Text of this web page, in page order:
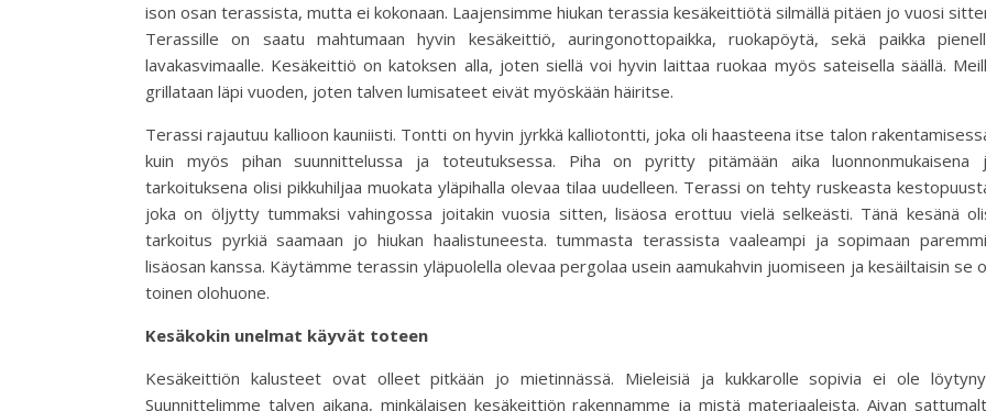
ison osan terassista, mutta ei kokonaan. Laajensimme hiukan terassia kesäkeittiötä silmällä pitäen jo vuosi
Te­ras­sil­le on saatu mahtumaan hy­vin ke­sä­keit­tiö, auringonottopaikka, ruo­ka­pöy­tä, sekä paik­ka
lavakasvimaalle. Ke­sä­keit­tiö on ka­tok­sen al­la, jo­ten siel­lä voi hyvin lait­taa ruo­kaa myös sa­tei­sel­la sääl­lä.
grillataan läpi vuoden, joten talven lumisateet eivät myöskään häiritse.
Terassi rajautuu kallioon kauniisti. Tontti on hyvin jyrkkä kalliotontti, joka oli haasteena itse talon
kuin myös pihan suunnittelussa ja toteutuksessa. Piha on pyritty pitämään aika luonnonmukaisena
tarkoituksena olisi pikkuhiljaa muokata yläpihalla olevaa tilaa uudelleen. Te­ras­si on teh­ty ruskeasta
joka on öljytty tummaksi vahingossa joitakin vuosia sitten, lisäosa erottuu vielä selkeästi. Tänä kesänä
tarkoitus pyrkiä saamaan jo hiukan haalistuneesta. tummasta terassista vaaleampi ja sopimaan
lisäosan kanssa. Käyt­ämme te­ras­sin ylä­puo­lel­la ole­vaa pergolaa usein aa­mu­kah­vin juo­mi­seen ja kesäiltaisin se
toinen olohuone.
Ke­sä­ko­kin unel­mat käyvät toteen
Ke­sä­keit­ti­ön ka­lus­teet ovat olleet pitkään jo mietinnässä. Mieleisiä ja kukkarolle sopivia ei ole
Suunnittelimme talven aikana, minkälaisen kesäkeittiön rakennamme ja mistä materiaaleista. Aivan